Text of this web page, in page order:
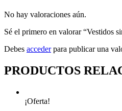
No hay valoraciones aún.
Sé el primero en valorar “Vestidos
Debes accederpara publicar una
PRODUCTOS
¡Oferta!